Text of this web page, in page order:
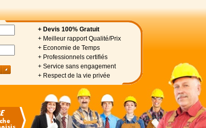
+ Devis 100% Gratuit
+ Meilleur rapport Qualité/Prix
+ Economie de Temps
+ Professionnels certifiés
+ Service sans engagement
+ Respect de la vie privée